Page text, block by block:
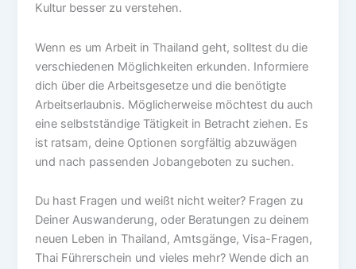
Kultur besser zu verstehen.
Wenn es um Arbeit in Thailand geht, solltest du die
verschiedenen Möglichkeiten erkunden. Informiere
dich über die Arbeitsgesetze und die benötigte
Arbeitserlaubnis. Möglicherweise möchtest du auch
eine selbstständige Tätigkeit in Betracht ziehen. Es
ist ratsam, deine Optionen sorgfältig abzuwägen
und nach passenden Jobangeboten zu suchen.
Du hast Fragen und weißt nicht weiter? Fragen zu
Deiner Auswanderung, oder Beratungen zu deinem
neuen Leben in Thailand, Amtsgänge, Visa-Fragen,
Thai Führerschein und vieles mehr? Wende dich an